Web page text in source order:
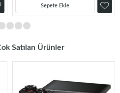
Sepete Ekle
Satılan Ürünler